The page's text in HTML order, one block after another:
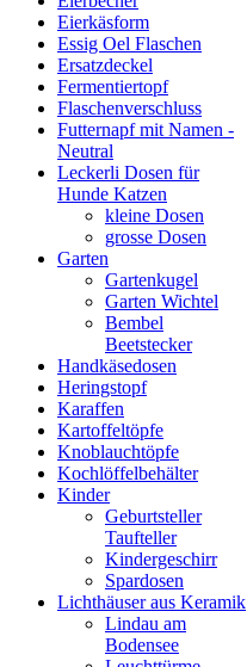
Eierkäsform
Essig Oel Flaschen
Ersatzdeckel
Fermentiertopf
Flaschenverschluss
Futternapf mit Namen -
Neutral
Leckerli Dosen für
Hunde Katzen
kleine Dosen
grosse Dosen
Garten
Gartenkugel
Garten Wichtel
Bembel
Beetstecker
Handkäsedosen
Heringstopf
Karaffen
Kartoffeltöpfe
Knoblauchtöpfe
Kochlöffelbehälter
Kinder
Geburtsteller
Taufteller
Kindergeschirr
Spardosen
Lichthäuser aus Keramik
Lindau am
Bodensee